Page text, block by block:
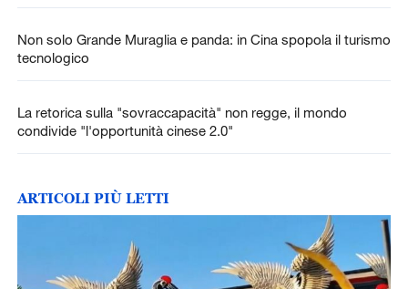
Non solo Grande Muraglia e panda: in Cina spopola il turismo
tecnologico
La retorica sulla "sovraccapacità" non regge, il mondo
condivide "l'opportunità cinese 2.0"
ARTICOLI PIÙ LETTI